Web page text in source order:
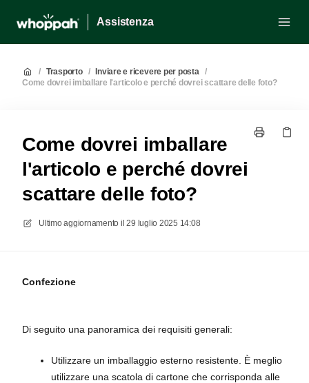
Assistenza
/ Trasporto / Inviare e ricevere per posta /
Come dovrei imballare l'articolo e perché dovrei scattare delle foto?
Come dovrei imballare
l'articolo e perché dovrei
scattare delle foto?
Ultimo aggiornamento il 29 luglio 2025 14:08
Confezione
Di seguito una panoramica dei requisiti generali:
Utilizzare un imballaggio esterno resistente. È meglio
utilizzare una scatola di cartone che corrisponda alle